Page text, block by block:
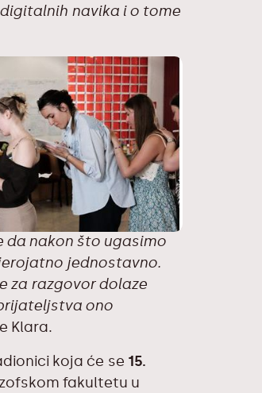
navika i o tome
da nakon što ugasimo
jednostavno.
za razgovor dolaze
ono
Klara.
koja će se 15.
fakultetu u